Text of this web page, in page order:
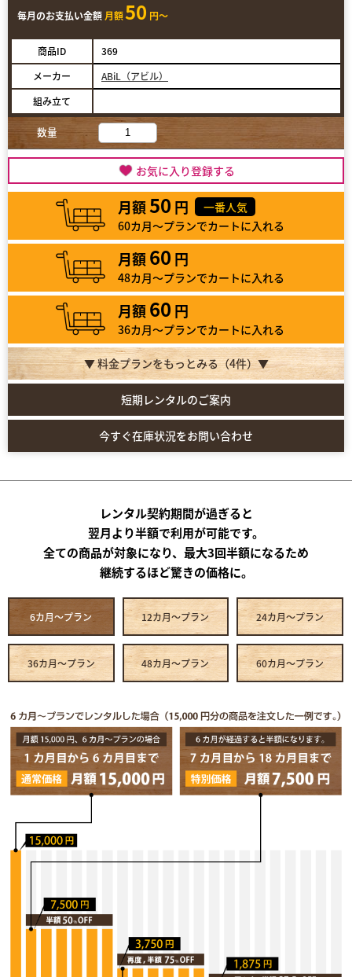
毎月のお支払い金額 月額50 円～
商品ID
369
メーカー
ABiL（アビル）
組み立て
数量
お気に入り登録する
月額50 円
一番人気
60カ月～プランでカートに入れる
月額 60 円
48カ月～プランでカートに入れる
月額 60 円
36カ月～プランでカートに入れる
▼ 料金プランをもっとみる（4件）▼
短期レンタルのご案内
今すぐ在庫状況をお問い合わせ
レンタル契約期間が過ぎると
翌月より半額で利用が可能です。
全ての商品が対象になり、最大3回半額になるため
継続するほど驚きの価格に。
6カ月～プラン 12カ月～プラン 24カ月～プラン
36カ月～プラン 48カ月～プラン 60カ月～プラン